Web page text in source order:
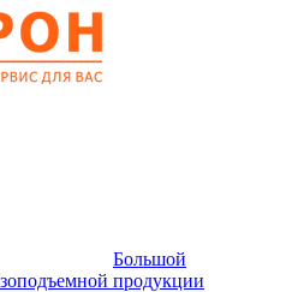
Большой
продукции